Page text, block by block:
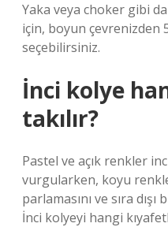
Yaka veya choker gibi
için, boyun çevrenizden
seçebilirsiniz.
İnci kolye
takılır?
Pastel ve açık renkler
vurgularken, koyu
parlamasını ve sıra
İnci kolyeyi hangi